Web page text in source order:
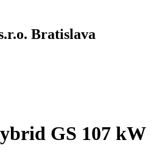
Bratislava
GS 107 kW